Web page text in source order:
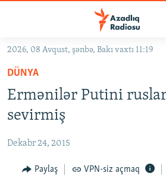
Əsas
qayıt
Əsas
naviqasiyaya
qayıt
Axtarışa
FƏRQƏ BAX
QANUNI DOĞRU
2026, 08 Avqust, şənbə, Bakı vaxtı 11:19
DÜNYA
Ermənilər Putini
sevirmiş
Dekabr 24, 2015
Paylaş VPN-siz açmaq